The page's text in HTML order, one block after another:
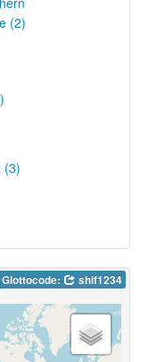
(2)
(3)
Glottocode: shif1234